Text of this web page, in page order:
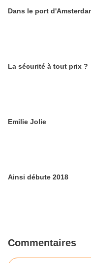
Dans le port
La sécurité à tout prix ?
Emilie Jolie
Ainsi débute 2018
Commentaires